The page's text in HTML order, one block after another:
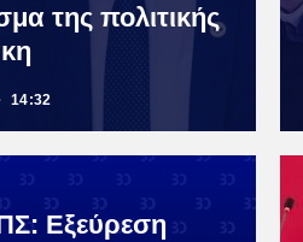
της πολιτικής
14:32
Εξεύρεση